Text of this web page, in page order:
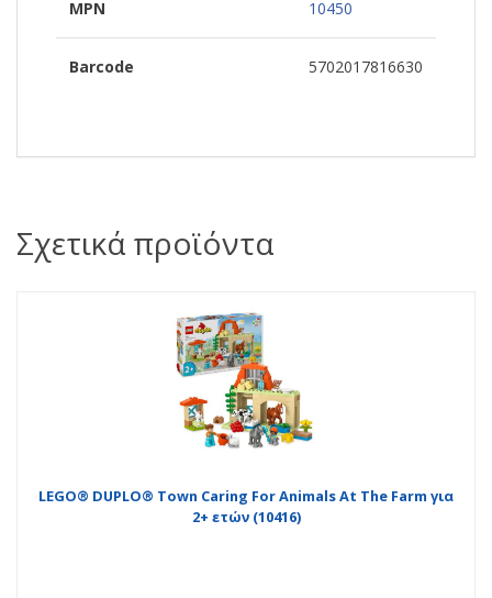
MPN 10450
Barcode 5702017816630
Σχετικά προϊόντα
LEGO® DUPLO® Town Caring For Animals At The Farm για
2+ ετών (10416)